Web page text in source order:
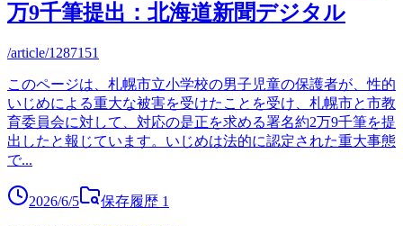
万9千筆提出：北海道新聞デジタル
/article/1287151
このページは、札幌市立小学校の男子児童の保護者が、性的
いじめによる重大な被害を受けたことを受け、札幌市と市教
育委員会に対して、対応の是正を求める署名約2万9千筆を提
出したと報じています。いじめは法的に認定された重大事態
で...
2026/6/5 保存履歴 1